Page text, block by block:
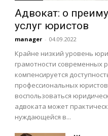
Адвокат: о
услуг юристов
manager - 04.09.2022
Крайне низкий уровень
грамотности современных
компенсируется
профессиональных
воспользоваться
адвоката может
нуждающейся в...